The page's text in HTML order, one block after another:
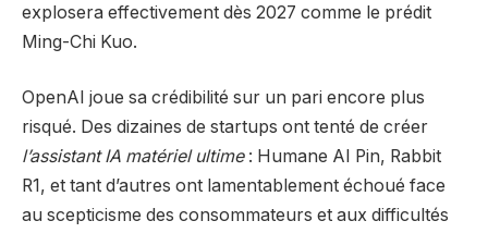
explosera effectivement dès 2027 comme le prédit
Ming-Chi Kuo.
OpenAI joue sa crédibilité sur un pari encore plus
risqué. Des dizaines de startups ont tenté de créer
l’assistant IA matériel ultime: Humane AI Pin, Rabbit
R1, et tant d’autres ont lamentablement échoué face
au scepticisme des consommateurs et aux difficultés